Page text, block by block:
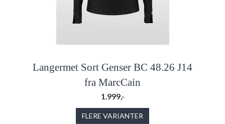
Langermet Sort Genser BC 48.26 J14
fra MarcCain
1.999,-
FLERE VARIANTER